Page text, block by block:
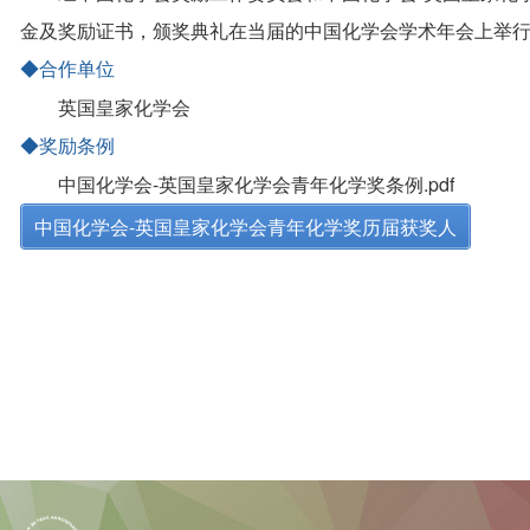
金及奖励证书，颁奖典礼在当届的中国化学会学术年会上举
◆合作单位
英国皇家化学会
◆奖励条例
中国化学会-英国皇家化学会青年化学奖条例.pdf
中国化学会-英国皇家化学会青年化学奖历届获奖人